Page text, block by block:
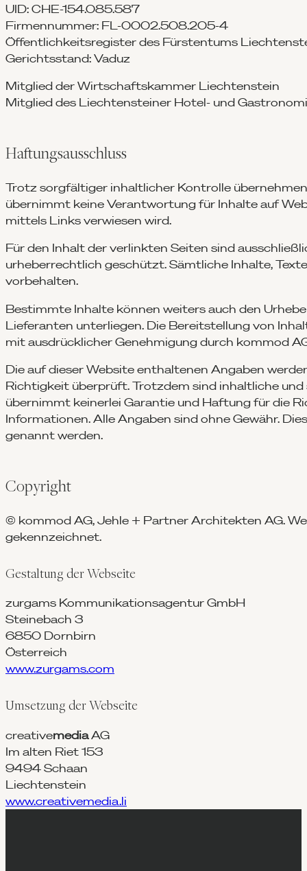
UID: CHE-154.085.587
Firmennummer: FL-0002.508.205-4
Öffentlichkeitsregister des Fürstentums
Gerichtsstand: Vaduz
Mitglied der Wirtschaftskammer Liechtenstein
Mitglied des Liechtensteiner Hotel- und
Haftungsausschluss
Trotz sorgfältiger inhaltlicher Kontrolle
übernimmt keine Verantwortung für Inhalte auf
mittels Links verwiesen wird.
Für den Inhalt der verlinkten Seiten sind
urheberrechtlich geschützt. Sämtliche Inhalte,
vorbehalten.
Bestimmte Inhalte können weiters auch den
Lieferanten unterliegen. Die Bereitstellung von
mit ausdrücklicher Genehmigung durch kommod
Die auf dieser Website enthaltenen Angaben
Richtigkeit überprüft. Trotzdem sind inhaltliche
übernimmt keinerlei Garantie und Haftung für die
Informationen. Alle Angaben sind ohne Gewähr.
genannt werden.
Copyright
© kommod AG, Jehle + Partner Architekten AG.
gekennzeichnet.
Gestaltung der Webseite
zurgams Kommunikationsagentur GmbH
Steinebach 3
6850 Dornbirn
Österreich
www.zurgams.com
Umsetzung der Webseite
creativemediaAG
Im alten Riet 153
9494 Schaan
Liechtenstein
www.creativemedia.li